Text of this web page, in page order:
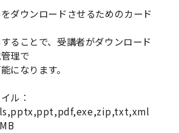
ダウンロードさせるためのカード
ることで、受講者がダウンロード
理で
になります。
ル：